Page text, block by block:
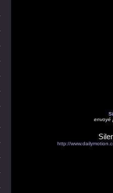
envoyé
http://